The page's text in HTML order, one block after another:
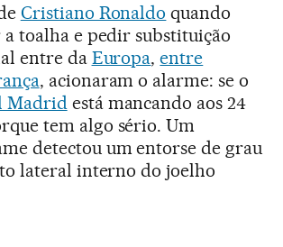
Cristiano Ronaldo quando
toalha e pedir substituição
entre da Europa,entre
, acionaram o alarme: se o
Madrid está mancando aos 24
tem algo sério. Um
detectou um entorse de grau
lateral interno do joelho